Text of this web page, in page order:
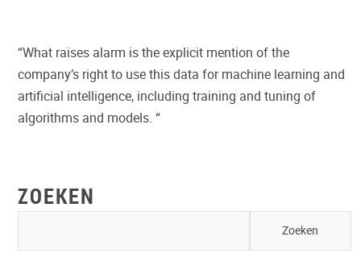
“What raises alarm is the explicit mention of the
company’s right to use this data for machine learning and
artificial intelligence, including training and tuning of
algorithms and models. “
ZOEKEN